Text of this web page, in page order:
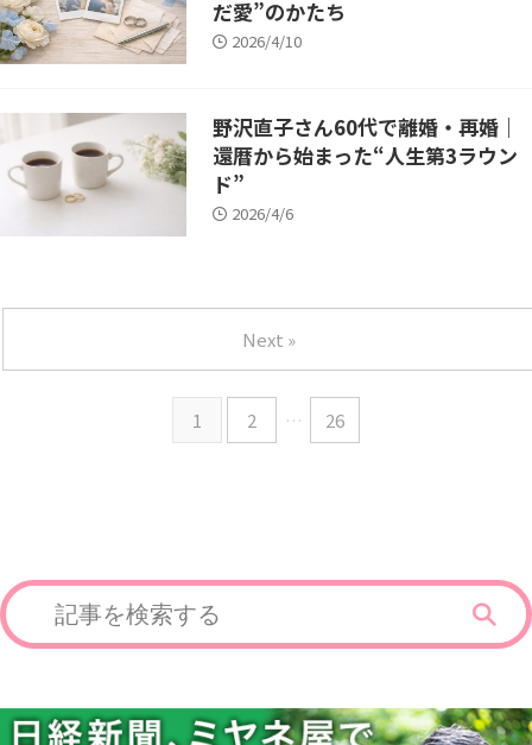
だ愛”のかたち
2026/4/10
野沢直子さん60代で離婚・再婚｜
還暦から始まった“人生第3ラウン
ド”
2026/4/6
1 2 … 26
Next »